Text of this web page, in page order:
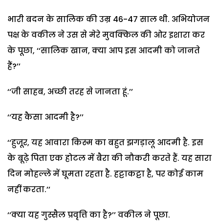
भारी बदन के सालिक की उम्र 46-47 साल थी. अभियोजन
पक्ष के वकील ने उस से मेरे मुवक्किल की ओर इशारा कर
के पूछा, ‘‘सालिक खान, क्या आप इस आदमी को जानते
हैं?’’
‘‘जी साहब, अच्छी तरह से जानता हूं.’’
‘‘यह कैसा आदमी है?’’
‘‘हुजूर, यह आवारा किस्म का बहुत झगड़ालू आदमी है. इस
के बूढ़े पिता एक होटल में बैरा की नौकरी करते हैं. यह सारा
दिन मोहल्ले में घूमता रहता है. हट्टाकट्टा है, पर कोई काम
नहीं करता.’’
‘‘क्या यह गुस्सैल प्रवृत्ति का है?’’ वकील ने पूछा.